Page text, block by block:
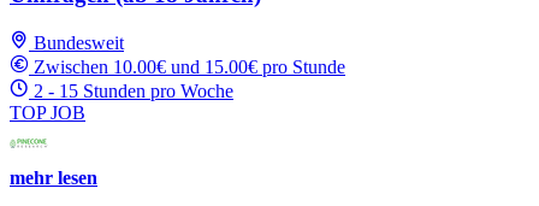
Bundesweit
Zwischen 10.00€ und 15.00€ pro Stunde
2 - 15 Stunden pro Woche
TOP JOB
mehr lesen